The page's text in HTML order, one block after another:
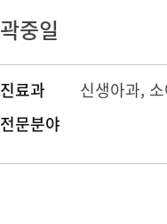
곽중일
진료과 신생아과,
전문분야